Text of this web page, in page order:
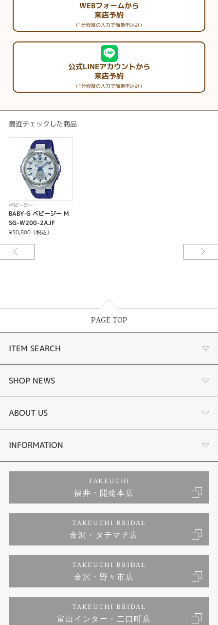
パワーセービング状態の場合：約20ヵ月
ホームタイム都市（受信機能対応都市） ／受信電波
東京、ソウル、台北／日本の標準電波JJY40・JJY60
（ホノルル）、（アンカレジ）、バンクーバー、ロサンゼルス、エドモント
ン、デンバー、メキシコシティ、シカゴ、ニューヨーク、ハリファックス、
セントジョンズ／アメリカの標準電波WWVB
リスボン、ロンドン、マドリード、パリ、ローマ、ベルリン、ストックホル
ム、ア テネ、（モスクワ）／イギリスの標準電波MSF・ドイツの標準電波D
CF77
※（ ）内の各都市は条件が良ければ受信する場合もあります。
※ 電波受信が行われない場合は、通常のクオーツ精度（平均月差±30秒）で
WEBフォームから
来店予約
（1分程度の入力で簡単申込み）
公式LINEアカウントから
来店予約
（1分程度の入力で簡単申込み）
最近チェックした商品
ベビージー
BABY-G ベビージー M
SG-W200-2AJF
¥30,800（税込）
PAGE TOP
ITEM SEARCH
婚約指輪
結婚指輪
セットリング
婚約ネックレス
エタニティリング
SHOP NEWS
タケウチのこだわり
プロポーズサポート
ブランドリスト
ジュエリーリフォーム
福井指輪工房｜手作りペアリング
福井指輪工房｜手作り結婚指輪 and 婚約指輪
福井指輪工房｜手作り婚約指輪 プロポーズプラン
ABOUT US
会社概要
お客様の声
INFORMATION
プライバシーポリシー
TAKEUCHI
福井・開発本店
TAKEUCHI BRIDAL
金沢・タテマチ店
TAKEUCHI BRIDAL
金沢・野々市店
TAKEUCHI BRIDAL
富山インター・二口町店